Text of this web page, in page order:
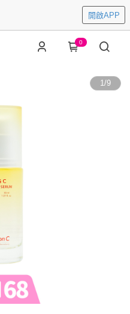
開啟APP
0
1/9